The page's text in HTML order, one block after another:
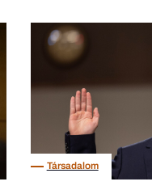
Társadalom